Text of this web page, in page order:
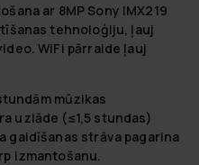
ar 8MP Sony IMX219
tehnoloģiju, ļauj
WiFi pārraide ļauj
mūzikas
uzlāde (≤1,5 stundas)
gaidīšanas strāva pagarina
izmantošanu.